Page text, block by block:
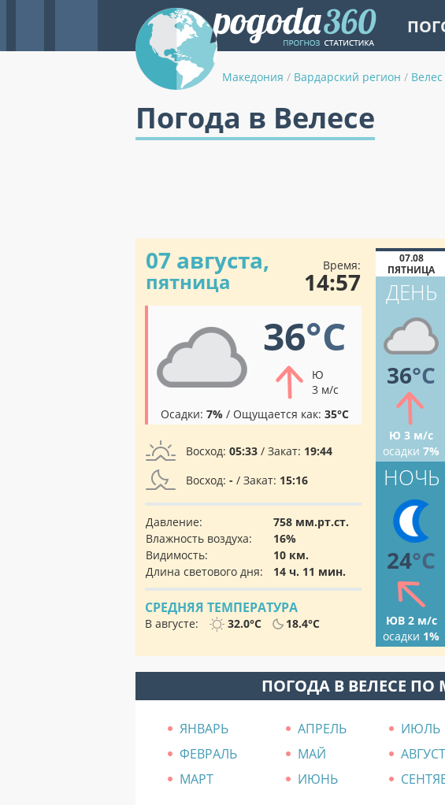
Македония / Вардарский регион / Велес
Погода в Велесе
07 августа,
пятница
Время:
14:57
36°C
Ю
3 м/с
Осадки: 7% / Ощущается как: 35°C
Восход: 05:33 / Закат: 19:44
Восход: - / Закат: 15:16
Давление:
758 мм.рт.ст.
Влажность воздуха:
16%
Видимость:
10 км.
Длина светового дня:
14 ч. 11 мин.
СРЕДНЯЯ ТЕМПЕРАТУРА
В августе: 32.0°C 18.4°C
07.08
ПЯТНИЦА
ДЕНЬ
36°C
Ю 3 м/с
осадки 7%
НОЧЬ
24°C
ЮВ 2 м/с
осадки 1%
ПОГОДА В ВЕЛЕСЕ ПО
ЯНВАРЬ АПРЕЛЬ ИЮЛЬ
ФЕВРАЛЬ
МАЙ АВГУСТ
МАРТ
ИЮНЬ